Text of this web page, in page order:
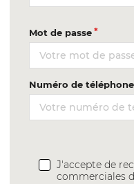
Mot de passe
Numéro de téléphone
J'accepte de
commerciales